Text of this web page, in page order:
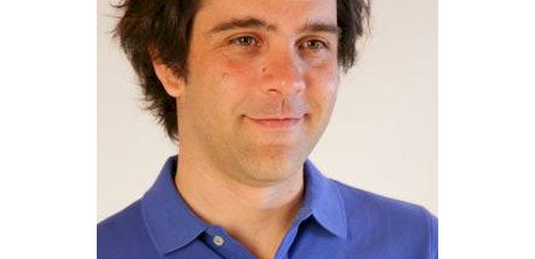
Estatuto Editorial